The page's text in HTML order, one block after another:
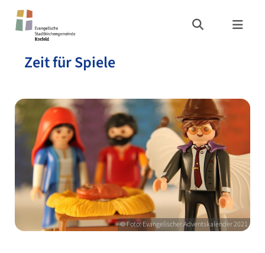
Zeit für Spiele
© Foto: Evangelischer Adventskalender 2021